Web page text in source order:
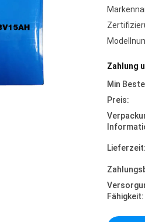
Zahlung
Min
Preis:
Lieferzeit:
Fähigkeit: